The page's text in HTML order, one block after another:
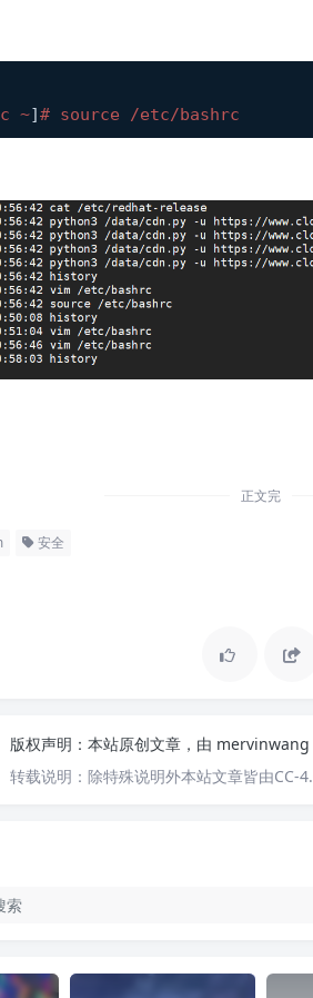
~]# source /etc/bashrc
正文完
安全
版权声明： 本站原创文章，由 mervinwang
转载说明： 除特殊说明外本站文章皆由CC-